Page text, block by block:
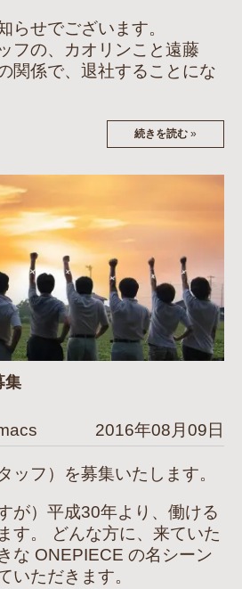
らせでございます。
フの、カオリンこと遠藤
関係で、退社することにな
続きを読む »
集
2016年08月09日
ッフ）を募集いたします。
が）平成30年より、働ける
す。 どんな方に、来ていた
な ONEPIECE の名シーン
いただきます。